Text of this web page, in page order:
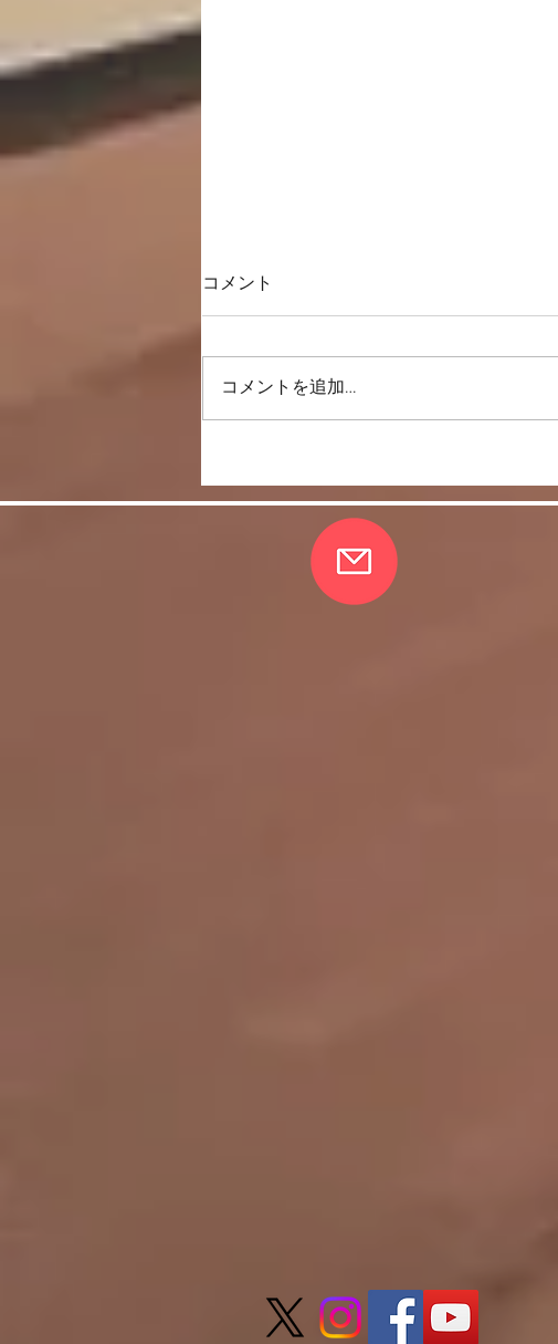
コメント
コメントを追加…